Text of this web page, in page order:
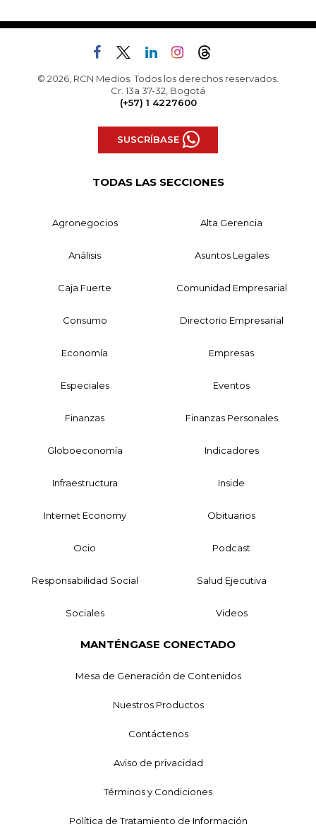
© 2026, RCN Medios. Todos los derechos reservados.
Cr. 13a 37-32, Bogotá
(+57) 1 4227600
SUSCRÍBASE
TODAS LAS SECCIONES
Agronegocios Alta Gerencia
Análisis Asuntos Legales
Caja Fuerte Comunidad Empresarial
Consumo Directorio Empresarial
Economía Empresas
Especiales Eventos
Finanzas Finanzas Personales
Globoeconomía Indicadores
Infraestructura Inside
Internet Economy Obituarios
Ocio Podcast
Responsabilidad Social Salud Ejecutiva
Sociales Videos
MANTÉNGASE CONECTADO
Mesa de Generación de Contenidos
Nuestros Productos
Contáctenos
Aviso de privacidad
Términos y Condiciones
Política de Tratamiento de Información